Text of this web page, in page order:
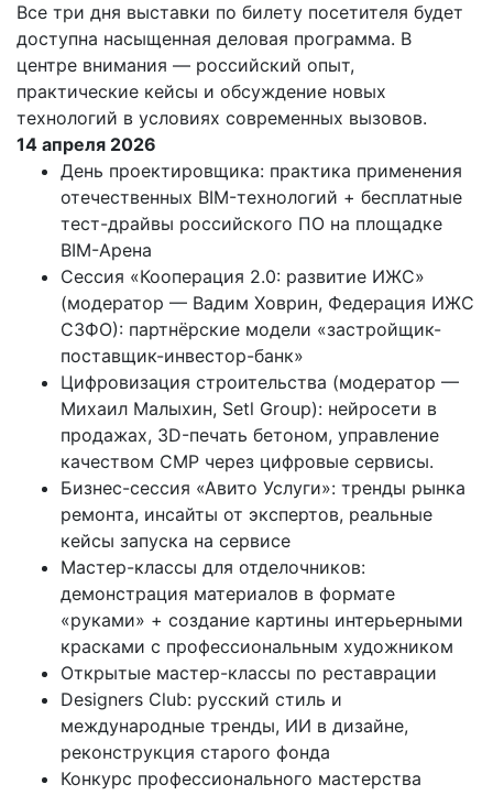
Все три дня выставки по билету посетителя будет
доступна насыщенная деловая программа. В
центре внимания — российский опыт,
практические кейсы и обсуждение новых
технологий в условиях современных вызовов.
14 апреля 2026
День проектировщика: практика применения
отечественных BIM-технологий + бесплатные
тест-драйвы российского ПО на площадке
BIM-Арена
Сессия «Кооперация 2.0: развитие ИЖС»
(модератор — Вадим Ховрин, Федерация ИЖС
СЗФО): партнёрские модели «застройщик-
поставщик-инвестор-банк»
Цифровизация строительства (модератор —
Михаил Малыхин, Setl Group): нейросети в
продажах, 3D-печать бетоном, управление
качеством СМР через цифровые сервисы.
Бизнес-сессия «Авито Услуги»: тренды рынка
ремонта, инсайты от экспертов, реальные
кейсы запуска на сервисе
Мастер-классы для отделочников:
демонстрация материалов в формате
«руками» + создание картины интерьерными
красками с профессиональным художником
Открытые мастер-классы по реставрации
Designers Club: русский стиль и
международные тренды, ИИ в дизайне,
реконструкция старого фонда
Конкурс профессионального мастерства